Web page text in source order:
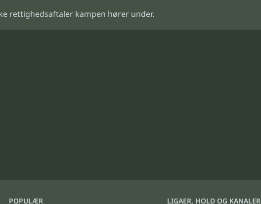
rettighedsaftaler kampen hører under.
POPULÆR LIGAER, HOLD OG KANALER